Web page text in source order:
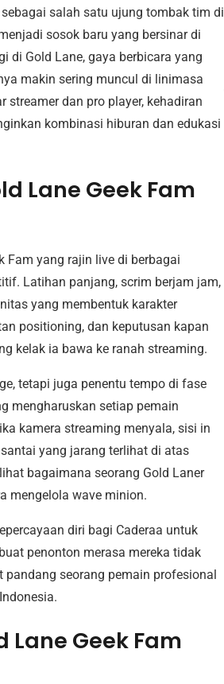
salah satu ujung tombak tim di
sosok baru yang bersinar di
di Gold Lane, gaya berbicara yang
makin sering muncul di linimasa
streamer dan pro player, kehadiran
kombinasi hiburan dan edukasi
Lane Geek Fam
Fam yang rajin live di berbagai
Latihan panjang, scrim berjam jam,
yang membentuk karakter
positioning, dan keputusan kapan
kelak ia bawa ke ranah streaming.
tetapi juga penentu tempo di fase
mengharuskan setiap pemain
kamera streaming menyala, sisi in
yang jarang terlihat di atas
bagaimana seorang Gold Laner
mengelola wave minion.
diri bagi Caderaa untuk
penonton merasa mereka tidak
seorang pemain profesional
Geek Fam